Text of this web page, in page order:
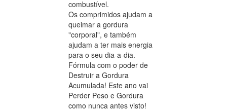
combustível.
Os comprimidos ajudam a
queimar a gordura
"corporal", e também
ajudam a ter mais energia
para o seu dia-a-dia.
Fórmula com o poder de
Destruir a Gordura
Acumulada! Este ano vai
Perder Peso e Gordura
como nunca antes visto!